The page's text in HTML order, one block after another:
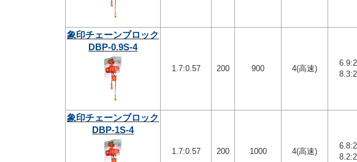
象印チェーンブロック
DBP-0.9S-4
1.7:0.57 200 900 4(高速)
象印チェーンブロック
DBP-1S-4
1.7:0.57 200 1000 4(高速)